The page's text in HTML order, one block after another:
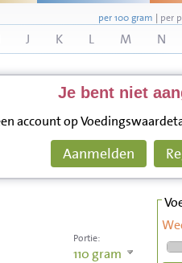
per 100 gram | per
J K L M N
Je bent niet
account op
Aanmelden
Portie:
110 gram